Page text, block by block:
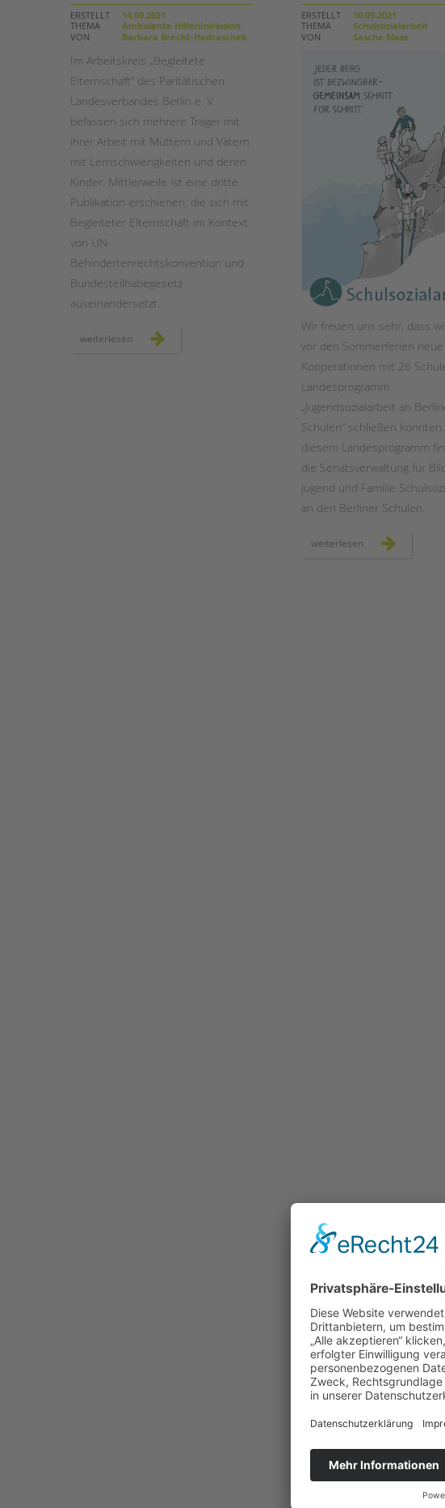
STADTTEILARBEIT
ERSTELLT
14.09.2021
THEMA
Ambulante HilfenInklusion
VON
Barbara Brecht-Hadraschek
Im Arbeitskreis „Begleitete
Elternschaft“ des Paritätischen
Landesverbandes Berlin e. V.
befassen sich mehrere Träger mit
ihrer Arbeit mit Müttern und Vätern
mit Lernschwierigkeiten und deren
Kinder. Mittlerweile ist eine dritte
Publikation erschienen, die sich mit
Begleiteter Elternschaft im Kontext
von UN-
Behindertenrechtskonvention und
Bundesteilhabegesetz
auseinandersetzt.
weiterlesen neue
handreichung
ERSTELLT
10.09.2021
THEMA
Schulsozialarbeit
VON
Sasche Mase
Wir freuen uns sehr, dass
vor den Sommerferien neue
Kooperationen mit 26
Landesprogramm
„Jugendsozialarbeit an
Schulen“ schließen
diesem Landesprogramm
die Senatsverwaltung für
Jugend und Familie
an den Berliner Schulen.
weiterlesen ausbau
landesprogramm